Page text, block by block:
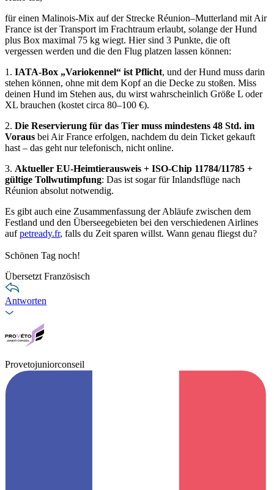
für einen Malinois-Mix auf der Strecke Réunion–Mutterland mit Air
France ist der Transport im Frachtraum erlaubt, solange der Hund
plus Box maximal 75 kg wiegt. Hier sind 3 Punkte, die oft
vergessen werden und die den Flug platzen lassen können:
1. IATA-Box „Variokennel“ ist Pflicht, und der Hund muss darin
stehen können, ohne mit dem Kopf an die Decke zu stoßen. Miss
deinen Hund im Stehen aus, du wirst wahrscheinlich Größe L oder
XL brauchen (kostet circa 80–100 €).
2. Die Reservierung für das Tier muss mindestens 48 Std. im
Voraus bei Air France erfolgen, nachdem du dein Ticket gekauft
hast – das geht nur telefonisch, nicht online.
3. Aktueller EU-Heimtierausweis + ISO-Chip 11784/11785 +
gültige Tollwutimpfung: Das ist sogar für Inlandsflüge nach
Réunion absolut notwendig.
Es gibt auch eine Zusammenfassung der Abläufe zwischen dem
Festland und den Überseegebieten bei den verschiedenen Airlines
aufpetready.fr, falls du Zeit sparen willst. Wann genau fliegst du?
Schönen Tag noch!
Übersetzt Französisch
Antworten
Provetojuniorconseil